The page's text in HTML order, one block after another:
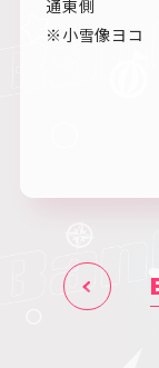
通東側
※小雪像ヨコ